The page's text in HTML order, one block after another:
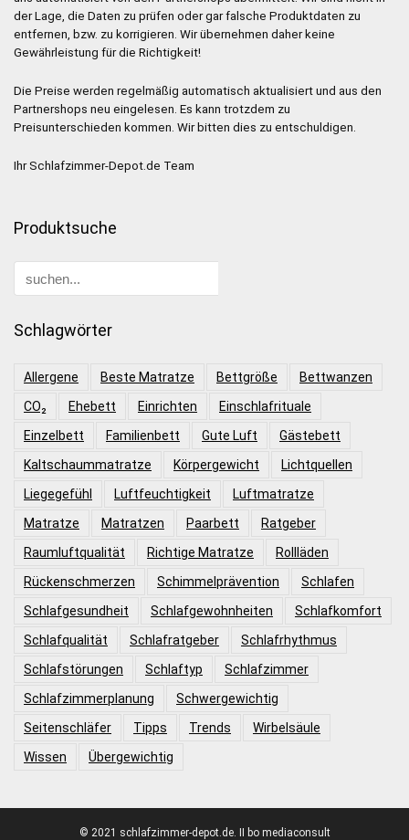
der Lage, die Daten zu prüfen oder gar falsche Produktdaten zu
entfernen, bzw. zu korrigieren. Wir übernehmen daher keine
Gewährleistung für die Richtigkeit!
Die Preise werden regelmäßig automatisch aktualisiert und aus den
Partnershops neu eingelesen. Es kann trotzdem zu
Preisunterschieden kommen. Wir bitten dies zu entschuldigen.
Ihr Schlafzimmer-Depot.de Team
Produktsuche
Schlagwörter
Allergene Beste Matratze Bettgröße
Bettwanzen
CO₂
Ehebett Einrichten
Einschlafrituale
Einzelbett
Familienbett Gute Luft
Gästebett
Kaltschaummatratze
Körpergewicht
Lichtquellen
Liegegefühl
Luftfeuchtigkeit
Luftmatratze
Matratze
Matratzen Paarbett
Ratgeber
Raumluftqualität
Richtige Matratze
Rollläden
Rückenschmerzen
Schimmelprävention
Schlafen
Schlafgesundheit
Schlafgewohnheiten
Schlafkomfort
Schlafqualität
Schlafratgeber
Schlafrhythmus
Schlafstörungen
Schlaftyp
Schlafzimmer
Schlafzimmerplanung
Schwergewichtig
Seitenschläfer
Tipps Trends
Wirbelsäule
Wissen
Übergewichtig
© 2021 schlafzimmer-depot.de. II bo mediaconsult